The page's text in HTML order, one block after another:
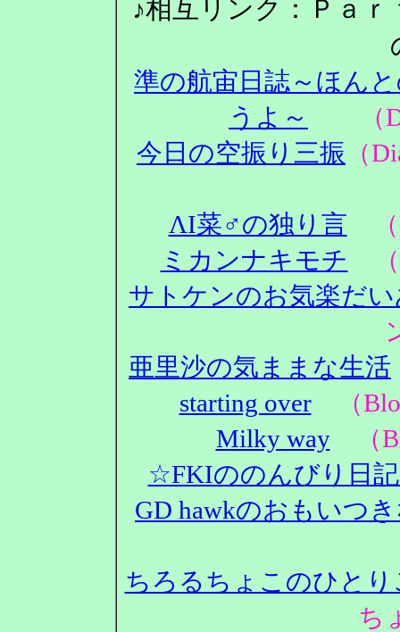
♪相互リンク：Ｐａ
準の航宙日誌～ほん
うよ～
（
今日の空振り三振 （
ΛΙ菜♂の独り言 （
ミカンナキモチ （
サトケンのお気楽だ
亜里沙の気ままな生活
starting over（
Milky way（
☆FKIののんびり日
GD hawkのおもいつ
ちろるちょこのひとり
ち